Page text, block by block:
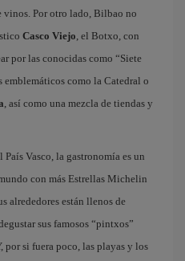
vinos. Por otro lado, Bilbao no
Casco Viejo, el Botxo, con
por las conocidas como “Siete
como la Catedral o
, así como una mezcla de tiendas y
Vasco, la gastronomía es un
con más Estrellas Michelin
alrededores están llenos de
sus famosos “pintxos”
si fuera poco, las playas y los